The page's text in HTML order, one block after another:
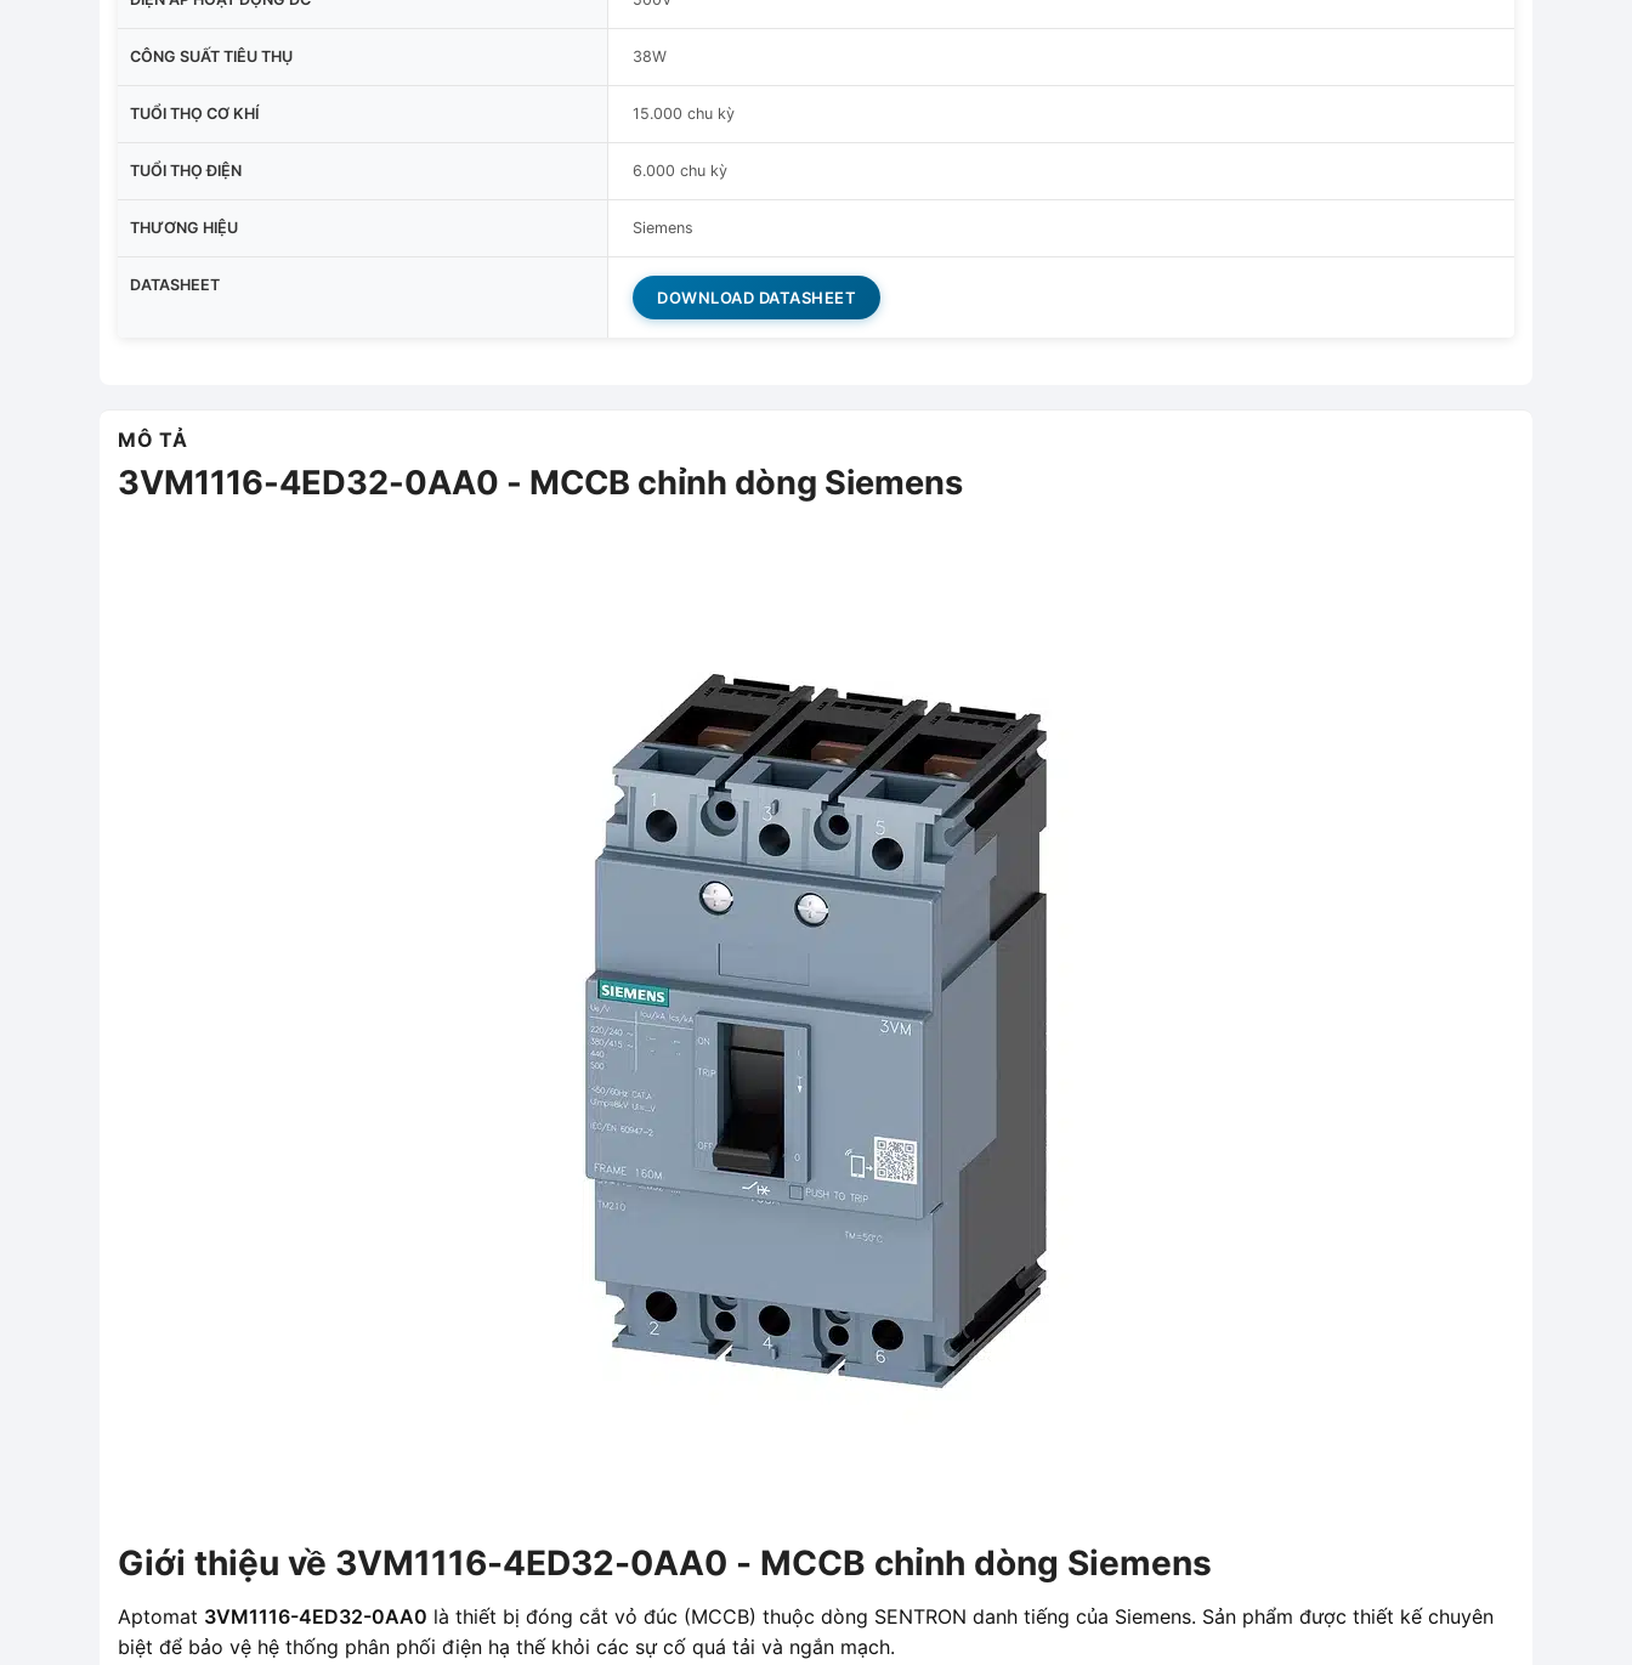
CÔNG SUẤT TIÊU THỤ 38W
TUỔI THỌ CƠ KHÍ 15.000 chu kỳ
TUỔI THỌ ĐIỆN 6.000 chu kỳ
THƯƠNG HIỆU Siemens
DATASHEET
DOWNLOAD DATASHEET
MÔ TẢ
3VM1116-4ED32-0AA0 - MCCB chỉnh dòng Siemens
Giới thiệu về 3VM1116-4ED32-0AA0 - MCCB chỉnh dòng Siemens
Aptomat 3VM1116-4ED32-0AA0 là thiết bị đóng cắt vỏ đúc (MCCB) thuộc dòng SENTRON danh tiếng của Siemens. Sản phẩm được thiết kế chuyên
biệt để bảo vệ hệ thống phân phối điện hạ thế khỏi các sự cố quá tải và ngắn mạch.